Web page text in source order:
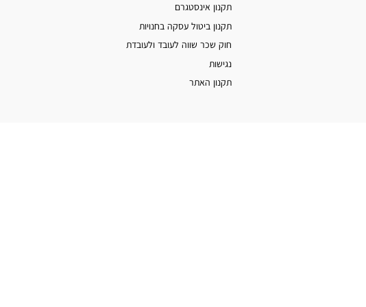
תקנון אינסטגרם
תקנון ביטול עסקה בחנויות
חוק שכר שווה לעובד ולעובדת
נגישות
תקנון האתר